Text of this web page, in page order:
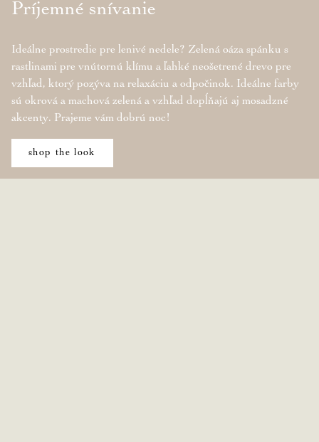
Príjemné snívanie
Ideálne prostredie pre lenivé nedele? Zelená oáza spánku s
rastlinami pre vnútornú klímu a ľahké neošetrené drevo pre
vzhľad, ktorý pozýva na relaxáciu a odpočinok. Ideálne farby
sú okrová a machová zelená a vzhľad dopĺňajú aj mosadzné
akcenty. Prajeme vám dobrú noc!
shop the look